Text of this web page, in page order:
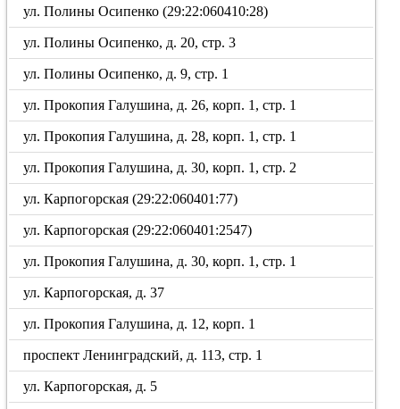
ул. Полины Осипенко (29:22:060410:28)
ул. Полины Осипенко, д. 20, стр. 3
ул. Полины Осипенко, д. 9, стр. 1
ул. Прокопия Галушина, д. 26, корп. 1, стр. 1
ул. Прокопия Галушина, д. 28, корп. 1, стр. 1
ул. Прокопия Галушина, д. 30, корп. 1, стр. 2
ул. Карпогорская (29:22:060401:77)
ул. Карпогорская (29:22:060401:2547)
ул. Прокопия Галушина, д. 30, корп. 1, стр. 1
ул. Карпогорская, д. 37
ул. Прокопия Галушина, д. 12, корп. 1
проспект Ленинградский, д. 113, стр. 1
ул. Карпогорская, д. 5